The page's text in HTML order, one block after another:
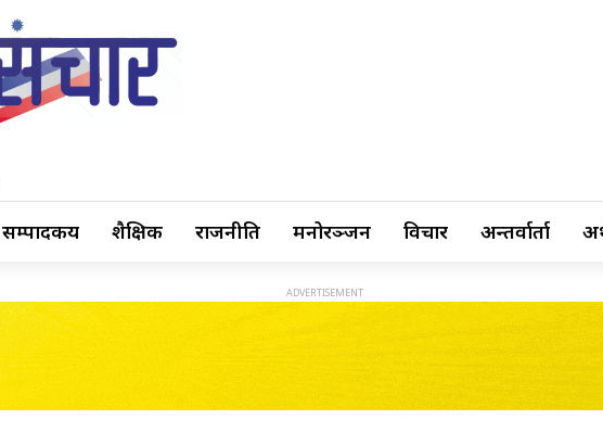
सम्पादकीय शैक्षिक राजनीति मनोरञ्जन विचार अन्तर्वार्ता